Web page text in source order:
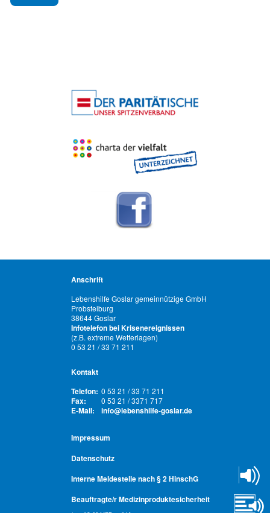
Anschrift
Lebenshilfe Goslar gemeinnützige GmbH
Probsteiburg
38644 Goslar
Infotelefon bei Krisenereignissen
(z.B. extreme Wetterlagen)
0 53 21 / 33 71 211
Kontakt
Telefon: 0 53 21 / 33 71 211
Fax: 0 53 21 / 3371 717
E-Mail: info@lebenshilfe-goslar.de
Impressum
Datenschutz
Interne Meldestelle nach § 2 HinschG
Beauftragte/r Medizinproduktesicherheit